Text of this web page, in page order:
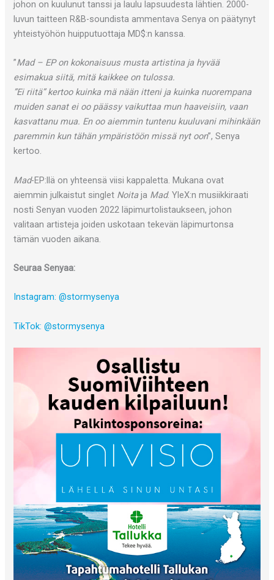
johon on kuulunut tanssi ja laulu lapsuudesta lähtien. 2000-
luvun taitteen R&B-soundista ammentava Senya on päätynyt
yhteistyöhön huipputuottaja MD$:n kanssa.
”Mad – EP on kokonaisuus musta artistina ja hyvää
esimakua siitä, mitä kaikkee on tulossa.
”Ei riitä” kertoo kuinka mä nään itteni ja kuinka nuorempana
muiden sanat ei oo päässy vaikuttaa mun haaveisiin, vaan
kasvattanu mua. En oo aiemmin tuntenu kuuluvani mihinkään
paremmin kun tähän ympäristöön missä nyt oon”, Senya
kertoo.
Mad-EP:llä on yhteensä viisi kappaletta. Mukana ovat
aiemmin julkaistut singlet Noitaja Mad. YleX:n musiikkiraati
nosti Senyan vuoden 2022 läpimurtolistaukseen, johon
valitaan artisteja joiden uskotaan tekevän läpimurtonsa
tämän vuoden aikana.
Seuraa Senyaa:
Instagram: @stormysenya
TikTok: @stormysenya